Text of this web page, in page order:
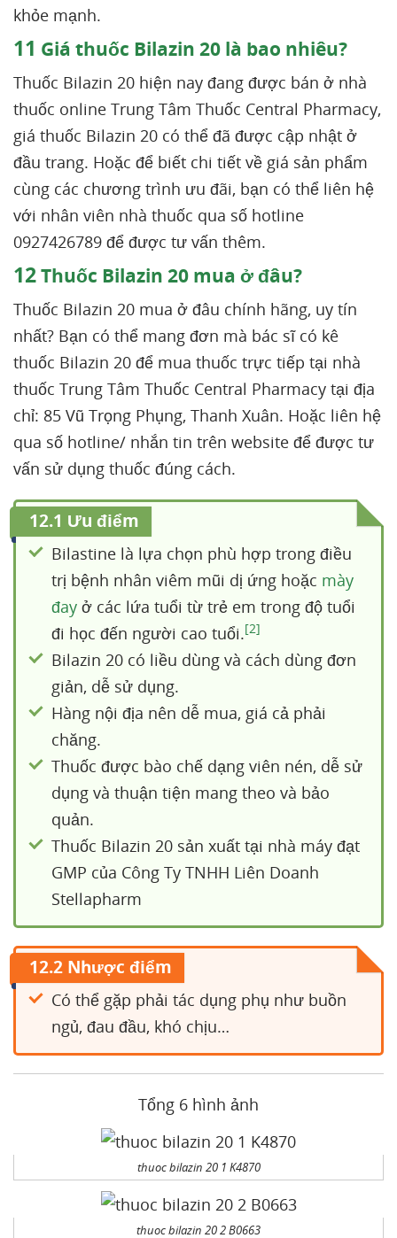
khỏe mạnh.
11 Giá thuốc Bilazin 20 là bao nhiêu?
Thuốc Bilazin 20 hiện nay đang được bán ở nhà
thuốc online Trung Tâm Thuốc Central Pharmacy,
giá thuốc Bilazin 20 có thể đã được cập nhật ở
đầu trang. Hoặc để biết chi tiết về giá sản phẩm
cùng các chương trình ưu đãi, bạn có thể liên hệ
với nhân viên nhà thuốc qua số hotline
0927426789 để được tư vấn thêm.
12Thuốc Bilazin 20 mua ở đâu?
Thuốc Bilazin 20 mua ở đâu chính hãng, uy tín
nhất? Bạn có thể mang đơn mà bác sĩ có kê
thuốc Bilazin 20 để mua thuốc trực tiếp tại nhà
thuốc Trung Tâm Thuốc Central Pharmacy tại địa
chỉ: 85 Vũ Trọng Phụng, Thanh Xuân. Hoặc liên hệ
qua số hotline/ nhắn tin trên website để được tư
vấn sử dụng thuốc đúng cách.
12.1 Ưu điểm
Bilastine là lựa chọn phù hợp trong điều
trị bệnh nhân viêm mũi dị ứng hoặc mày
đay ở các lứa tuổi từ trẻ em trong độ tuổi
đi học đến người cao tuổi.[2]
Bilazin 20 có liều dùng và cách dùng đơn
giản, dễ sử dụng.
Hàng nội địa nên dễ mua, giá cả phải
chăng.
Thuốc được bào chế dạng viên nén, dễ sử
dụng và thuận tiện mang theo và bảo
quản.
Thuốc Bilazin 20 sản xuất tại nhà máy đạt
GMP của Công Ty TNHH Liên Doanh
Stellapharm
12.2 Nhược điểm
Có thể gặp phải tác dụng phụ như buồn
ngủ, đau đầu, khó chịu…
Tổng 6 hình ảnh
thuoc bilazin 20 1 K4870
thuoc bilazin 20 2 B0663